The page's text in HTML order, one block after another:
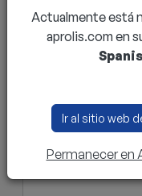
Barredora Hako
Actualmente está
aprolis.com en
Ir al sitio web
Permanecer en